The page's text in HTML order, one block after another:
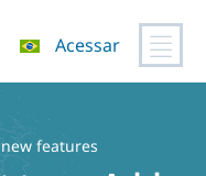
Acessar
features